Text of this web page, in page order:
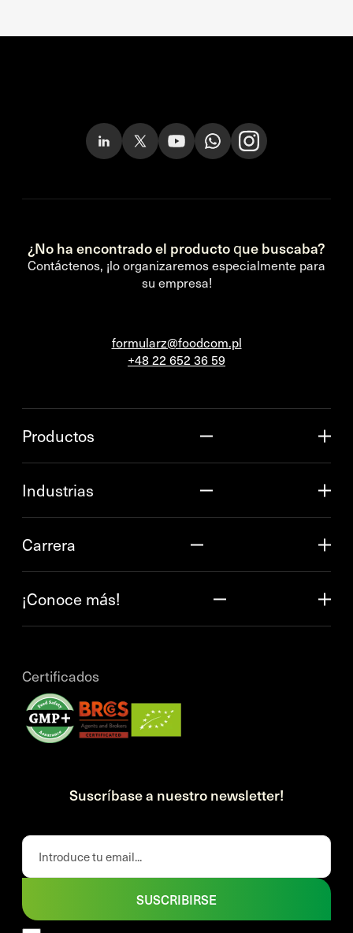
¿No ha encontrado el producto que buscaba?
Contáctenos, ¡lo organizaremos especialmente para
su empresa!
formularz@foodcom.pl
+48 22 652 36 59
Productos
Industrias
Carrera
¡Conoce más!
Certificados
Suscríbase a nuestro newsletter!
SUSCRIBIRSE